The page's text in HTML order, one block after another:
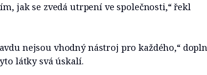
jak se zvedá utrpení ve společnosti,“ řekl
nejsou vhodný nástroj pro každého,“
látky svá úskalí.